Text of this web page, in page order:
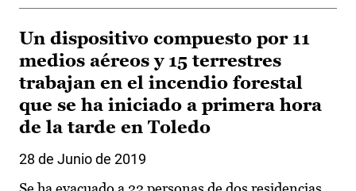
Un dispositivo compuesto por 11
medios aéreos y 15 terrestres
trabajan en el incendio forestal
que se ha iniciado a primera hora
de la tarde en Toledo
28 de Junio de 2019